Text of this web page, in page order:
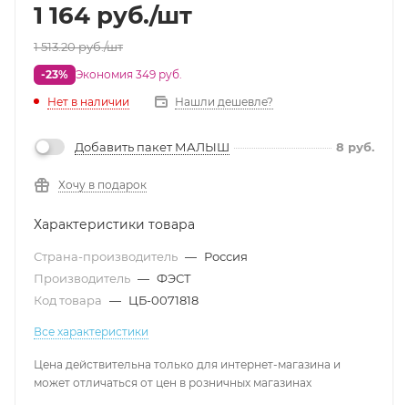
1 164 руб./шт
1 513.20руб./шт
-23% Экономия 349 руб.
Нет в наличии
Нашли дешевле?
Добавить пакет МАЛЫШ 8 руб.
Хочу в подарок
Характеристики товара
Страна-производитель — Россия
Производитель — ФЭСТ
Код товара — ЦБ-0071818
Все характеристики
Цена действительна только для интернет-магазина и
может отличаться от цен в розничных магазинах